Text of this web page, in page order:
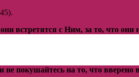
встретятся с Ним, за то, что
покушайтесь на то, что вверено